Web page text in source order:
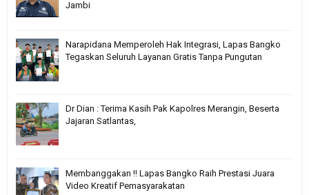
Jambi
Narapidana Memperoleh Hak Integrasi, Lapas Bangko
Tegaskan Seluruh Layanan Gratis Tanpa Pungutan
Dr Dian : Terima Kasih Pak Kapolres Merangin, Beserta
Jajaran Satlantas,
Membanggakan !! Lapas Bangko Raih Prestasi Juara
Video Kreatif Pemasyarakatan